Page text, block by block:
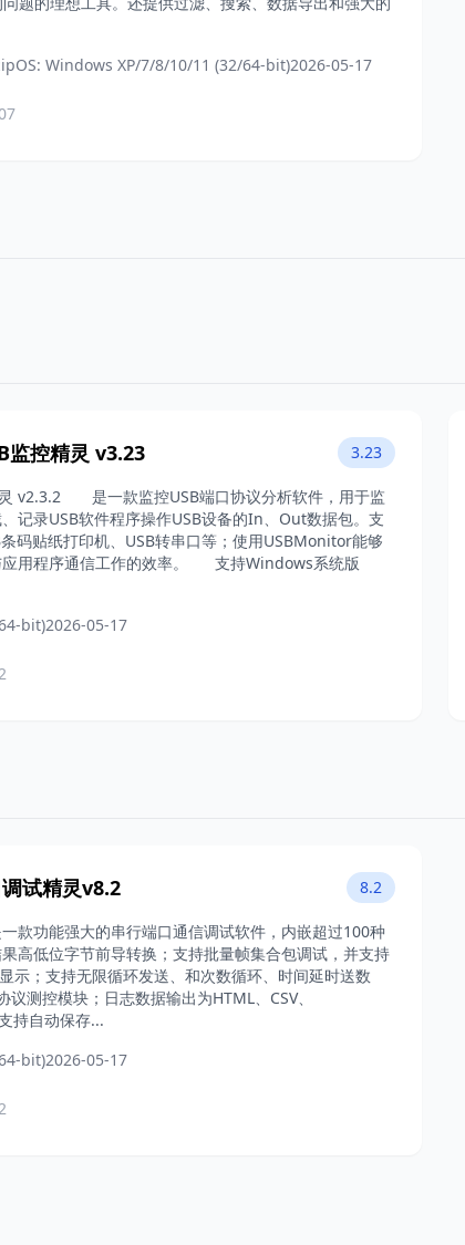
OS: Windows XP/7/8/10/11 (32/64-bit)2026-05-17
监控精灵 v3.23 3.23
v2.3.2 是一款监控USB端口协议分析软件，用于监
记录USB软件程序操作USB设备的In、Out数据包。支
码贴纸打印机、USB转串口等；使用USBMonitor能够
应用程序通信工作的效率。 支持Windows系统版
bit)2026-05-17
试精灵v8.2 8.2
功能强大的串行端口通信调试软件，内嵌超过100种
高低位字节前导转换；支持批量帧集合包调试，并支持
示；支持无限循环发送、和次数循环、时间延时送数
测控模块；日志数据输出为HTML、CSV、
持自动保存...
bit)2026-05-17